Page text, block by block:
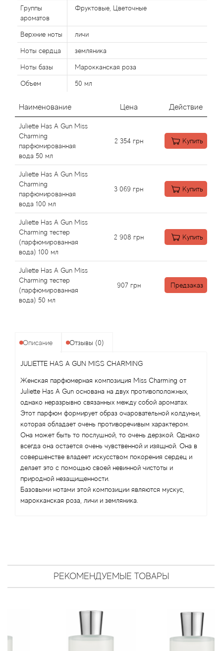
Группы
ароматов
Фруктовые, Цветочные
Верхние ноты личи
Ноты сердца земляника
Ноты базы Марокканская роза
Объем 50 мл
Наименование Цена Действие
Juliette Has A Gun Miss
Charming
парфюмированная
вода 50 мл
2 354 грн Купить
Juliette Has A Gun Miss
Charming
парфюмированная
вода 100 мл
3 069 грн Купить
Juliette Has A Gun Miss
Charming тестер
(парфюмированная
вода) 100 мл
2 908 грн Купить
Juliette Has A Gun Miss
Charming тестер
(парфюмированная
вода) 50 мл
907 грн Предзаказ
Описание Отзывы (0)
JULIETTE HAS A GUN MISS CHARMING
Женская парфюмерная композиция Miss Charming от
Juliette Has A Gun основана на двух противоположных,
однако неразрывно связанных между собой ароматах.
Этот парфюм формирует образ очаровательной колдуньи,
которая обладает очень противоречивым характером.
Она может быть то послушной, то очень дерзкой. Однако
всегда она остается очень чувственной и изящной. Она в
совершенстве владеет искусством покорения сердец и
делает это с помощью своей невинной чистоты и
природной незащищенности.
Базовыми нотами этой композиции являются мускус,
марокканская роза, личи и земляника.
РЕКОМЕНДУЕМЫЕ ТОВАРЫ
Alexandre J
Alfred Dunhill
Alyson Oldoini
Alyssa Ashley
American Crew
Amouage
Amouroud
Andre L'Arom
Angel Schlesser
Anima Mundi
Anna Sui
Annayake
Antonio Banderas
Antonio Puig
Antonio Visconti
Aquolina
Arabesque Perfumes
Arabiyat